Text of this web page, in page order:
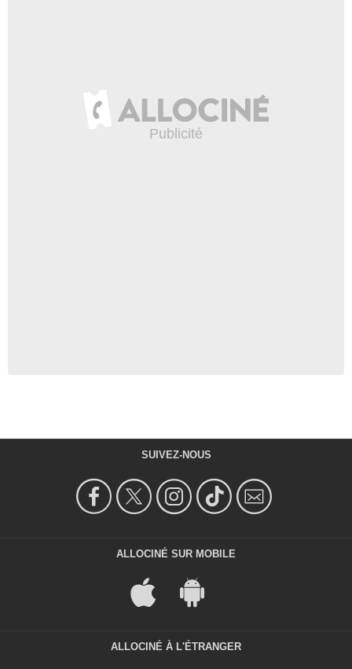
SUIVEZ-NOUS
ALLOCINÉ SUR MOBILE
ALLOCINÉ À L'ÉTRANGER